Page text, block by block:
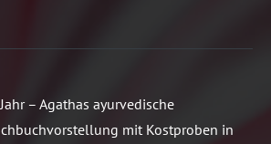
– Agathas ayurvedische
mit Kostproben in